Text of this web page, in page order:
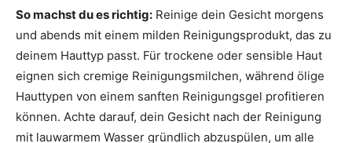
So machst du es richtig: Reinige dein Gesicht morgens
und abends mit einem milden Reinigungsprodukt, das zu
deinem Hauttyp passt. Für trockene oder sensible Haut
eignen sich cremige Reinigungsmilchen, während ölige
Hauttypen von einem sanften Reinigungsgel profitieren
können. Achte darauf, dein Gesicht nach der Reinigung
mit lauwarmem Wasser gründlich abzuspülen, um alle